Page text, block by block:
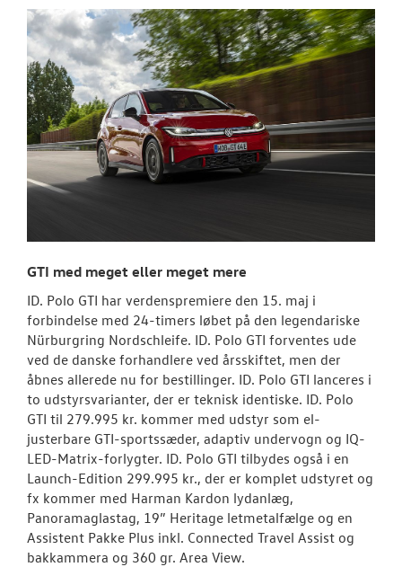
GTI med meget eller meget mere
ID. Polo GTI har verdenspremiere den 15. maj i
forbindelse med 24-timers løbet på den legendariske
Nürburgring Nordschleife. ID. Polo GTI forventes ude
ved de danske forhandlere ved årsskiftet, men der
åbnes allerede nu for bestillinger. ID. Polo GTI lanceres i
to udstyrsvarianter, der er teknisk identiske. ID. Polo
GTI til 279.995 kr. kommer med udstyr som el-
justerbare GTI-sportssæder, adaptiv undervogn og IQ-
LED-Matrix-forlygter. ID. Polo GTI tilbydes også i en
Launch-Edition 299.995 kr., der er komplet udstyret og
fx kommer med Harman Kardon lydanlæg,
Panoramaglastag, 19” Heritage letmetalfælge og en
Assistent Pakke Plus inkl. Connected Travel Assist og
bakkammera og 360 gr. Area View.